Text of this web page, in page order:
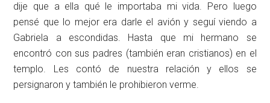
dije que a ella qué le importaba mi vida. Pero luego
pensé que lo mejor era darle el avión y seguí viendo a
Gabriela a escondidas. Hasta que mi hermano se
encontró con sus padres (también eran cristianos) en el
templo. Les contó de nuestra relación y ellos se
persignaron y también le prohibieron verme.